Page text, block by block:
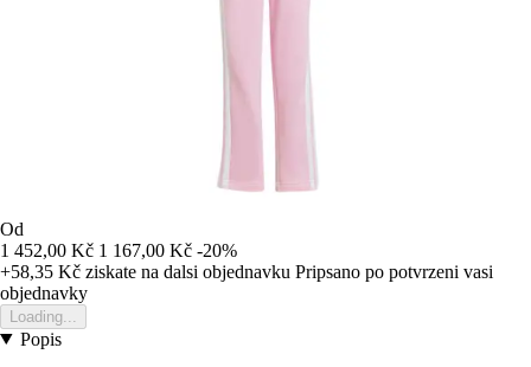
Od
1 452,00 Kč 1 167,00 Kč -20%
+58,35 Kč ziskate na dalsi objednavku Pripsano po potvrzeni vasi
objednavky
Loading...
Popis